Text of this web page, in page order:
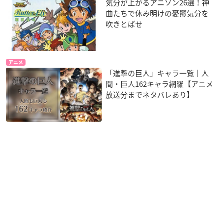
気分が上がるアニソン26選！神
曲たちで休み明けの憂鬱気分を
吹きとばせ
アニメ
「進撃の巨人」キャラ一覧｜人
間・巨人162キャラ網羅【アニメ
放送分までネタバレあり】